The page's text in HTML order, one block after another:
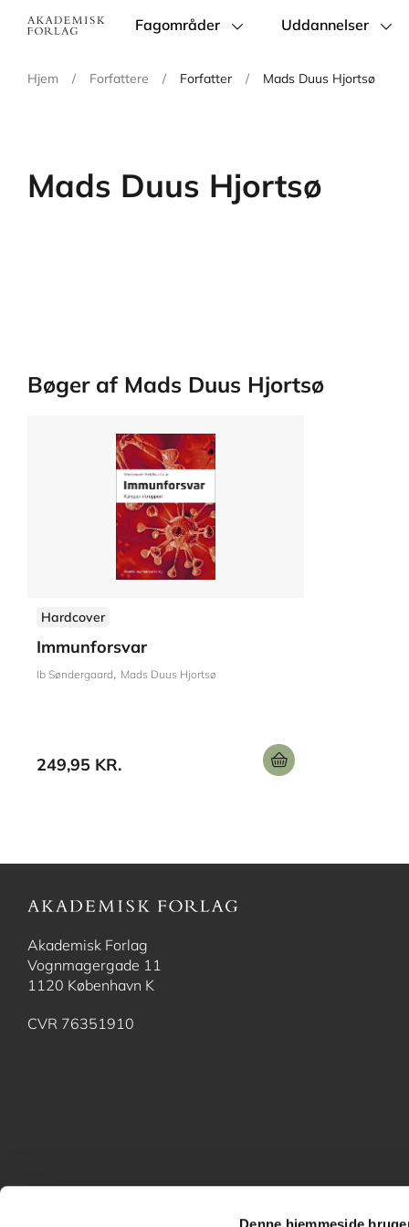
Denne hjemmeside
Main
Fagområder Uddannelser
Hjem / Forfattere / Forfatter / Mads Duus Hjortsø
Mads Duus Hjortsø
Bøger af Mads Duus Hjortsø
Hardcover
Immunforsvar
Ib Søndergaard Mads Duus Hjortsø
249,95 KR.
Akademisk Forlag
Vognmagergade 11
1120 København K
CVR 76351910